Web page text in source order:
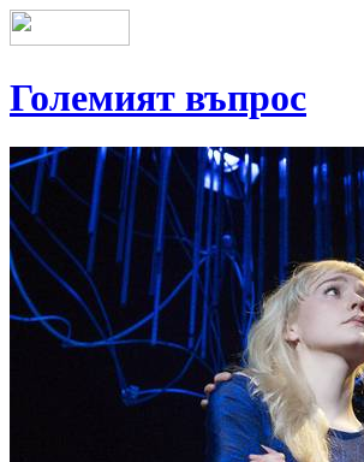
Големият въпрос